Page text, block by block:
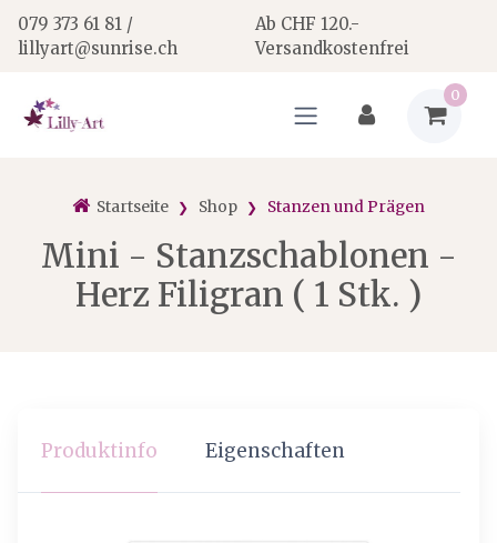
079 373 61 81 /
lillyart@sunrise.ch
Ab CHF 120.-
Versandkostenfrei
0
Startseite Shop Stanzen und Prägen
Mini - Stanzschablonen -
Herz Filigran ( 1 Stk. )
Produktinfo Eigenschaften